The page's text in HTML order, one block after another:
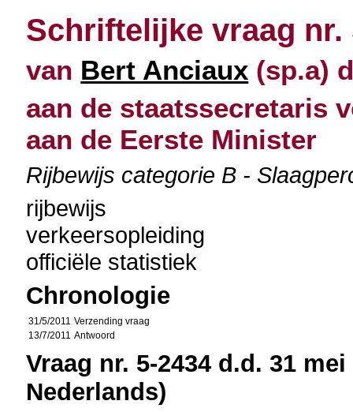
Schriftelijke vraag nr.
van Bert Anciaux (sp.a)
aan de staatssecretaris
aan de Eerste Minister
Rijbewijs categorie B -
rijbewijs
verkeersopleiding
officiële statistiek
Chronologie
31/5/2011 Verzending vraag
13/7/2011 Antwoord
Vraag nr. 5-2434 d.d. 31
Nederlands)